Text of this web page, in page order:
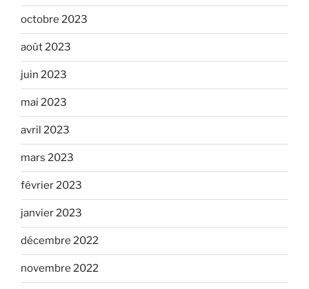
octobre 2023
août 2023
juin 2023
mai 2023
avril 2023
mars 2023
février 2023
janvier 2023
décembre 2022
novembre 2022